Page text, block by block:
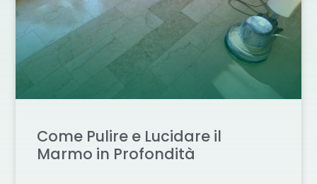
Come Pulire e Lucidare il
Marmo in Profondità